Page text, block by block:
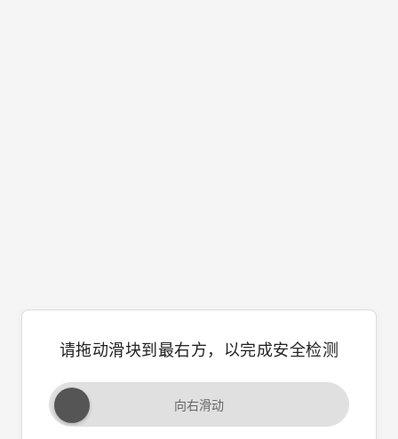
请拖动滑块到最右方，以完成安全检测
向右滑动